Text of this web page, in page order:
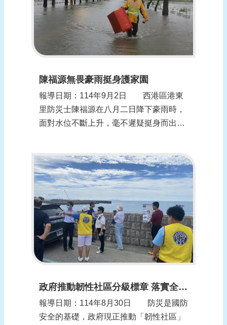
陳福源無畏豪雨挺身護家園
報導日期：114年9月2日 西港區港東
里防災士陳福源在八月二日降下豪雨時，
面對水位不斷上升，毫不遲疑挺身而出，
許。 西港區長李鴻裕表示，近年來氣
候變遷，導致暴雨發生頻率與強度明顯增
加，社區自主防災的重要性日益提升。港
東里防災士與...
政府推動韌性社區分級標章 落實全民防災
報導日期：114年8月30日 防災是國防
安全的基礎，政府現正推動「韌性社區」